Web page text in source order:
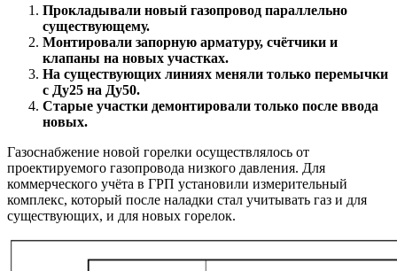
Прокладывали новый газопровод параллельно
существующему.
Монтировали запорную арматуру, счётчики и
клапаны на новых участках.
На существующих линиях меняли только перемычки
с Ду25 на Ду50.
Старые участки демонтировали только после ввода
новых.
Газоснабжение новой горелки осуществлялось от
проектируемого газопровода низкого давления. Для
коммерческого учёта в ГРП установили измерительный
комплекс, который после наладки стал учитывать газ и для
существующих, и для новых горелок.